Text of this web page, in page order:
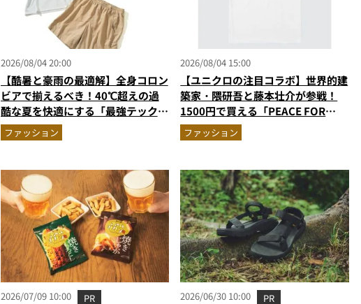
2026/08/04 20:00
【酷暑と豪雨の最適解】全身コロン
ビアで揃えるべき！40℃超えの過
酷な夏を快適にする「最強テックウ
エア」セットアップ
ファッション
2026/08/04 15:00
【ユニクロの注目コラボ】世界的建
築家・隈研吾と藤本壮介が参戦！
1500円で買える「PEACE FOR
ALL」最新作
ファッション
2026/07/09 10:00 PR 2026/06/30 10:00 PR